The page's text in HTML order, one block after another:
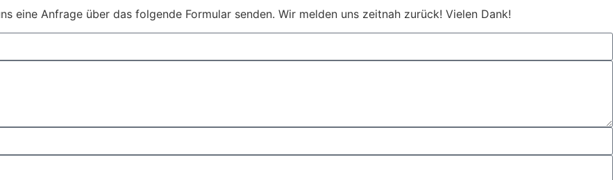
eine Anfrage über das folgende Formular senden. Wir melden uns zeitnah zurück! Vielen Dank!